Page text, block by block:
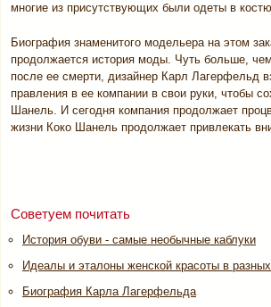
многие из присутствующих были одеты в
Биография знаменитого модельера на этом
продолжается история моды. Чуть больше,
после ее смерти, дизайнер Карл Лагерфельд
правления в ее компании в свои руки, чтобы
Шанель. И сегодня компания продолжает
жизни Коко Шанель продолжает привлекать
Советуем почитать
История обуви - самые необычные каблуки
Идеалы и эталоны женской красоты в
Биография Карла Лагерфельда